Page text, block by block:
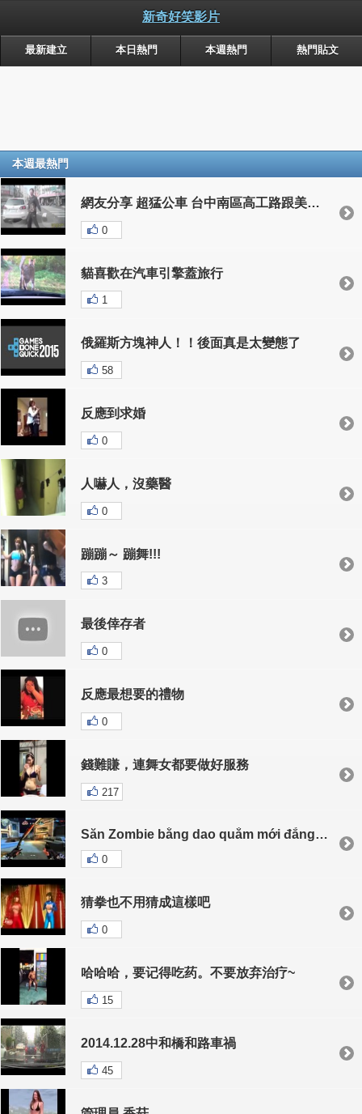
新奇好笑影片
最新建立 本日熱門 本週熱門 熱門貼文
本週最熱門
網友分享 超猛公車 台中南區高工路跟美村南路口
0
貓喜歡在汽車引擎蓋旅行
1
俄羅斯方塊神人！！後面真是太變態了
58
反應到求婚
0
人嚇人，沒藥醫
0
蹦蹦～ 蹦舞!!!
3
最後倖存者
0
反應最想要的禮物
0
錢難賺，連舞女都要做好服務
217
Săn Zombie bằng dao quắm mới đẳng cấp
0
猜拳也不用猜成這樣吧
0
哈哈哈，要记得吃药。不要放弃治疗~
15
2014.12.28中和橋和路車禍
45